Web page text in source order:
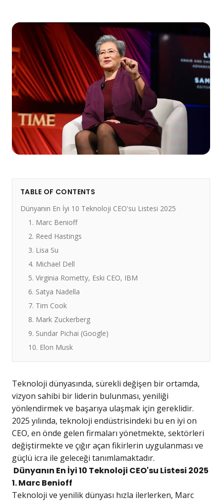
TABLE OF CONTENTS
Dünyanın En İyi 10 Teknoloji CEO'su Listesi 2025
1. Marc Benioff
2. Reed Hastings
3. Lisa Su
4. Michael Dell
5. Virginia Rometty, Eski CEO, IBM
6. Satya Nadella
7. Tim Cook
8. Mark Zuckerberg
9. Sundar Pichai (Google)
10. Elon Musk
Teknoloji dünyasında, sürekli değişen bir ortamda,
vizyon sahibi bir liderin bulunması, yeniliği
yönlendirmek ve başarıya ulaşmak için gereklidir.
2025 yılında, teknoloji endüstrisindeki bu en iyi on
CEO, en önde gelen firmaları yönetmekte, sektörleri
değiştirmekte ve çığır açan fikirlerin uygulanması ve
güçlü icra ile geleceği tanımlamaktadır.
Dünyanın En İyi 10 Teknoloji CEO'su Listesi 2025
1. Marc Benioff
Teknoloji ve yenilik dünyası hızla ilerlerken, Marc